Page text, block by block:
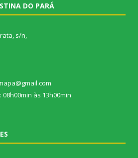
DO PARÁ
s/n,
às 13h00min